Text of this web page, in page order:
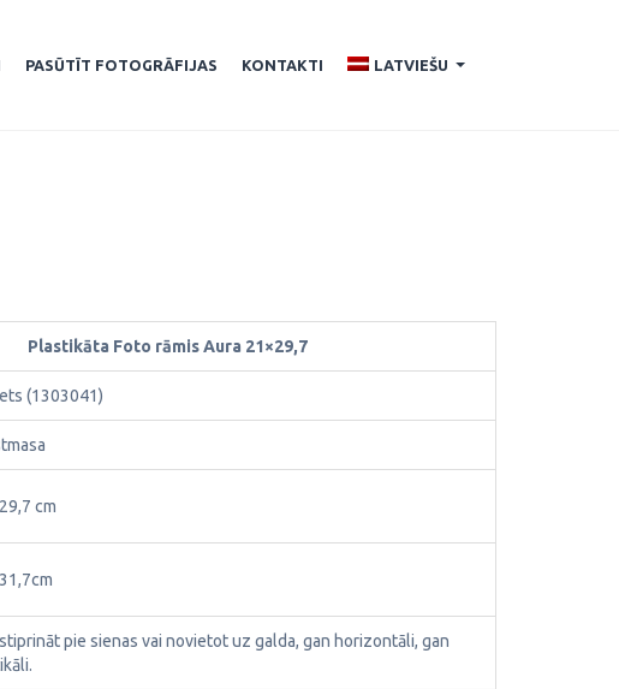
PASŪTĪT FOTOGRĀFIJAS KONTAKTI
LATVIEŠU
Plastikāta Foto rāmis Aura 21×29,7
(1303041)
cm
pie sienas vai novietot uz galda, gan horizontāli, gan